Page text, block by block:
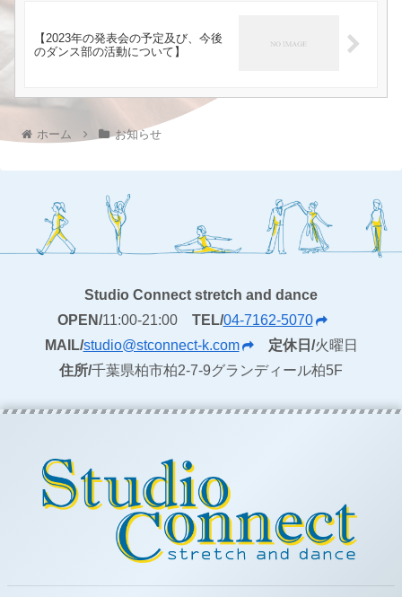
【2023年の発表会の予定及び、今後
のダンス部の活動について】
ホーム お知らせ
Studio Connect stretch and dance
OPEN/11:00-21:00 TEL/04-7162-5070
MAIL/studio@stconnect-k.com 定休日/火曜日
住所/千葉県柏市柏2-7-9グランディール柏5F